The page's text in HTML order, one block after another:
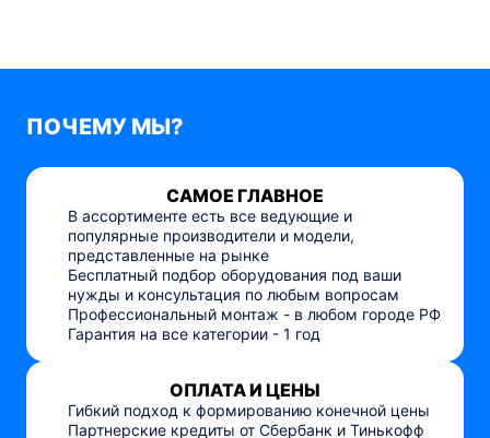
ПОЧЕМУ МЫ?
САМОЕ ГЛАВНОЕ
В ассортименте есть все ведующие и
популярные производители и модели,
представленные на рынке
Бесплатный подбор оборудования под ваши
нужды и консультация по любым вопросам
Профессиональный монтаж - в любом городе РФ
Гарантия на все категории - 1 год
ОПЛАТА И ЦЕНЫ
Гибкий подход к формированию конечной цены
Партнерские кредиты от Сбербанк и Тинькофф